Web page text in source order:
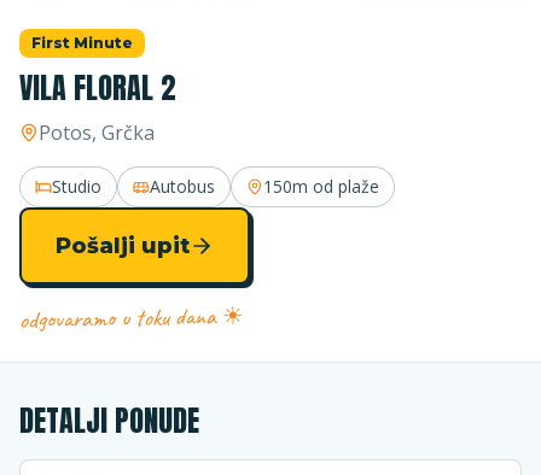
First Minute
VILA FLORAL 2
Potos, Grčka
Studio Autobus 150m od plaže
Pošalji upit
odgovaramo u toku dana ☀
DETALJI PONUDE